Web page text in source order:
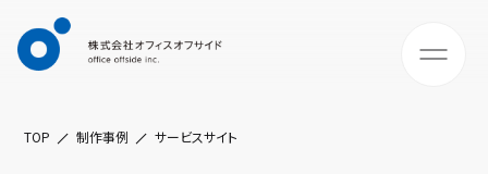
TOP 制作事例 サービスサイト